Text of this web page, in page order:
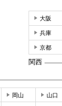
大阪
兵庫
京都
関西
岡山 山口